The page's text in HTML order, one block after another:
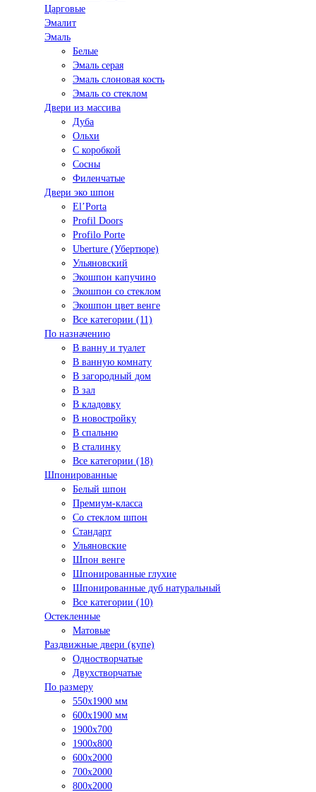
Царговые
Эмалит
Эмаль
Белые
Эмаль серая
Эмаль слоновая кость
Эмаль со стеклом
Двери из массива
Дуба
Ольхи
С коробкой
Сосны
Филенчатые
Двери эко шпон
El’Porta
Profil Doors
Profilo Porte
Uberture (Убертюре)
Ульяновский
Экошпон капучино
Экошпон со стеклом
Экошпон цвет венге
Все категории (11)
По назначению
В ванну и туалет
В ванную комнату
В загородный дом
В зал
В кладовку
В новостройку
В спальню
В сталинку
Все категории (18)
Шпонированные
Белый шпон
Премиум-класса
Со стеклом шпон
Стандарт
Ульяновские
Шпон венге
Шпонированные глухие
Шпонированные дуб натуральный
Все категории (10)
Остекленные
Матовые
Раздвижные двери (купе)
Одностворчатые
Двухстворчатые
По размеру
550x1900 мм
600x1900 мм
1900х700
1900х800
600x2000
700x2000
800x2000